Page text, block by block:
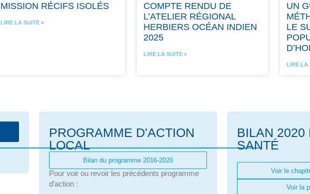
MISSION RÉCIFS ISOLÉS
LIRE LA SUITE »
COMPTE RENDU DE
L’ATELIER RÉGIONAL
HERBIERS OCÉAN INDIEN
2025
LIRE LA SUITE »
UN
LE
LIRE LA
PROGRAMME D'ACTION
LOCAL
Bilan du programme 2016-2020
Pour voir ou revoir les précédents programme
d’action :
BILAN 2020
SANTÉ
Voir le
Voir la